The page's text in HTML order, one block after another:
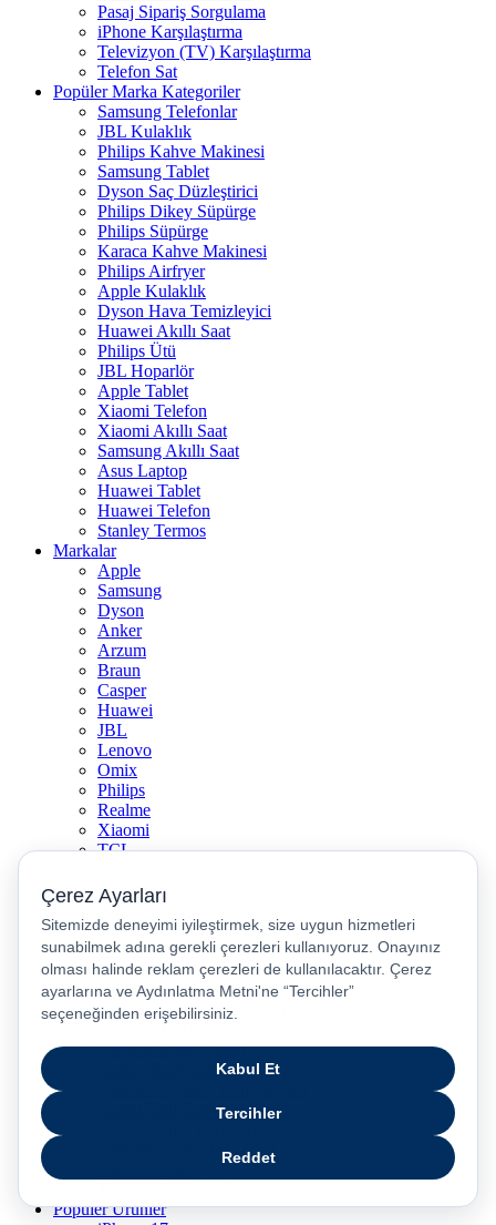
Pasaj Sipariş Sorgulama
iPhone Karşılaştırma
Televizyon (TV) Karşılaştırma
Telefon Sat
Popüler Marka Kategoriler
Samsung Telefonlar
JBL Kulaklık
Philips Kahve Makinesi
Samsung Tablet
Dyson Saç Düzleştirici
Philips Dikey Süpürge
Philips Süpürge
Karaca Kahve Makinesi
Philips Airfryer
Apple Kulaklık
Dyson Hava Temizleyici
Huawei Akıllı Saat
Philips Ütü
JBL Hoparlör
Apple Tablet
Xiaomi Telefon
Xiaomi Akıllı Saat
Samsung Akıllı Saat
Asus Laptop
Huawei Tablet
Huawei Telefon
Stanley Termos
Markalar
Apple
Samsung
Dyson
Anker
Arzum
Braun
Casper
Huawei
JBL
Lenovo
Omix
Philips
Realme
Xiaomi
TCL
Özel Günler & Kampanyalar
Apple Eğitim
Düğün ve Çeyiz Paketleri
Fırsatlar Pasajı
Pasaj Günleri
Uykusu Kaçanlar Kulübü
Sevgililer Günü Hediyeleri
Vergisiz Telefonlar
Vergisiz Bilgisayarlar
Karne Hediyeleri
Resmi Tatil Günleri
Anneler Günü Hediyeleri
Popüler Ürünler